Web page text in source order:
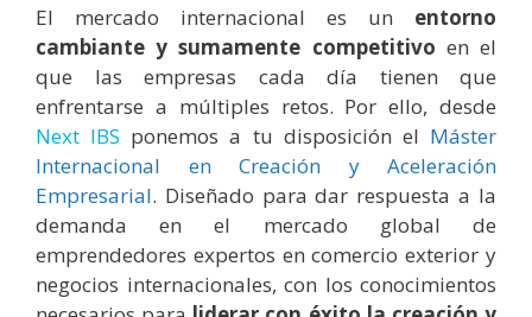
El mercado internacional es un entorno
cambiante y sumamente competitivo en el
que las empresas cada día tienen que
enfrentarse a múltiples retos. Por ello, desde
Next IBS ponemos a tu disposición el Máster
Internacional en Creación y Aceleración
Empresarial. Diseñado para dar respuesta a la
demanda en el mercado global de
emprendedores expertos en comercio exterior y
negocios internacionales, con los conocimientos